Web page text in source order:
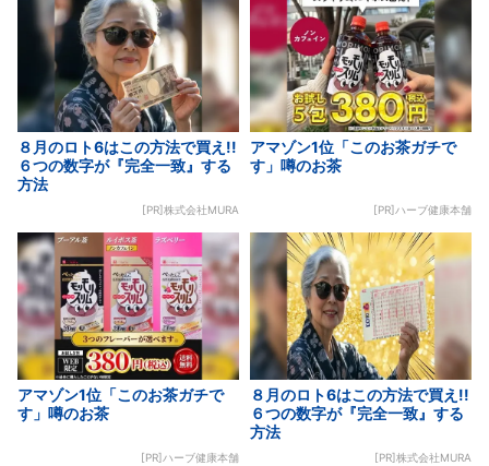
８月のロト6はこの方法で買え!!
６つの数字が『完全一致』する
方法
[PR]株式会社MURA
アマゾン1位「このお茶ガチで
す」噂のお茶
[PR]ハーブ健康本舗
アマゾン1位「このお茶ガチで
す」噂のお茶
[PR]ハーブ健康本舗
８月のロト6はこの方法で買え!!
６つの数字が『完全一致』する
方法
[PR]株式会社MURA